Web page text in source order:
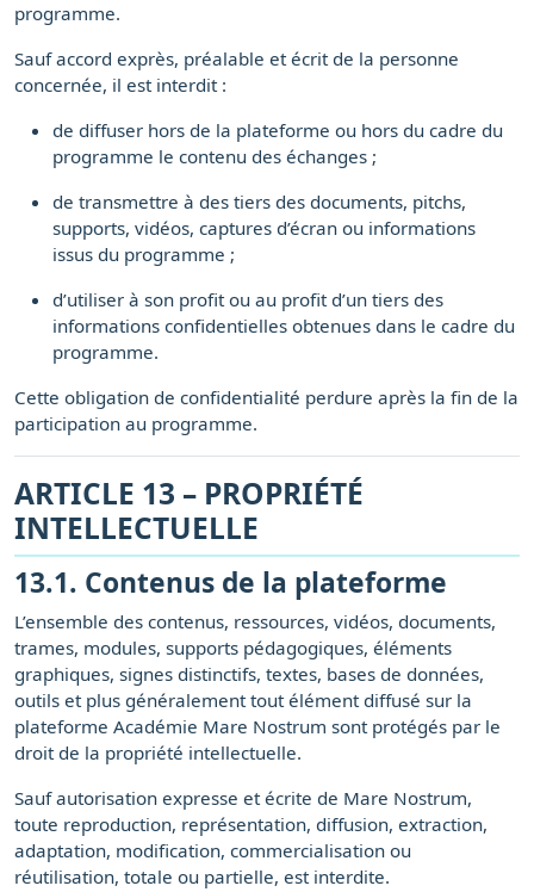
programme.
Sauf accord exprès, préalable et écrit de la personne
concernée, il est interdit :
de diffuser hors de la plateforme ou hors du cadre du
programme le contenu des échanges ;
de transmettre à des tiers des documents, pitchs,
supports, vidéos, captures d’écran ou informations
issus du programme ;
d’utiliser à son profit ou au profit d’un tiers des
informations confidentielles obtenues dans le cadre du
programme.
Cette obligation de confidentialité perdure après la fin de la
participation au programme.
ARTICLE 13 – PROPRIÉTÉ
INTELLECTUELLE
13.1. Contenus de la plateforme
L’ensemble des contenus, ressources, vidéos, documents,
trames, modules, supports pédagogiques, éléments
graphiques, signes distinctifs, textes, bases de données,
outils et plus généralement tout élément diffusé sur la
plateforme Académie Mare Nostrum sont protégés par le
droit de la propriété intellectuelle.
Sauf autorisation expresse et écrite de Mare Nostrum,
toute reproduction, représentation, diffusion, extraction,
adaptation, modification, commercialisation ou
réutilisation, totale ou partielle, est interdite.